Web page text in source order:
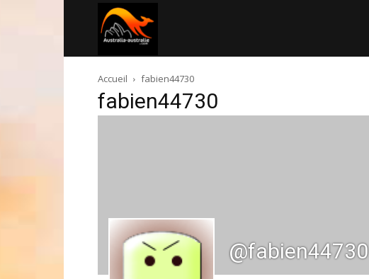
australie.com
Accueil fabien44730
fabien44730
@fabien44730